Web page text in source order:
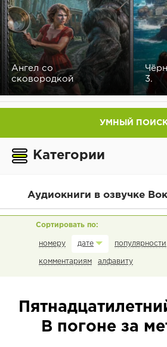
Ангел со
сковородкой
3.
УМНЫЙ ПОИСК
Категории
Аудиокниги в озвучке
номеру дате популярности
комментариям алфавиту
В погоне за